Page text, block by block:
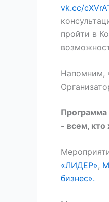
vk.cc/
пройти в
Напомним,
Программа
- всем, кто
«ЛИДЕР»,
бизнес».